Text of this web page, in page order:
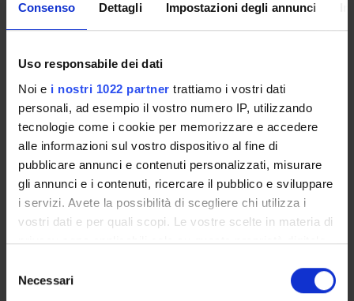
Consenso Dettagli Impostazioni degli annunci
Uso responsabile dei dati
Noi e i nostri 1022 partner trattiamo i vostri dati
personali, ad esempio il vostro numero IP, utilizzando
tecnologie come i cookie per memorizzare e accedere
alle informazioni sul vostro dispositivo al fine di
pubblicare annunci e contenuti personalizzati, misurare
gli annunci e i contenuti, ricercare il pubblico e sviluppare
i servizi. Avete la possibilità di scegliere chi utilizza i
vostri dati e per quali scopi. Le vostre scelte in materia di
privacy sono applicabili solo su questa proprietà digitale
modificare o revocare il proprio consenso in qualsiasi
momento dalla Dichiarazione sui cookie o facendo clic
delNecessari
procedure amministrative, ecc.).
Entra in MyUnivr con le tue credenziali GIA: solo così
della tua segreteria via mail e anche tramite l'app Univr.
MYUNIVR
Presentazione
Come iscriversi e Requisiti di ammissione
Piani didattici
Insegnamenti
Organi collegiali e di governo